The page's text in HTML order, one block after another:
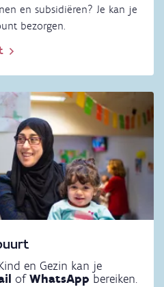
en subsidiëren? Je kan je
bezorgen.
en Gezin kan je
ofWhatsApp bereiken.